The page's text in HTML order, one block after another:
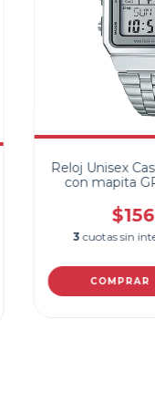
Reloj Unisex
con mapita
3 cuotas sin